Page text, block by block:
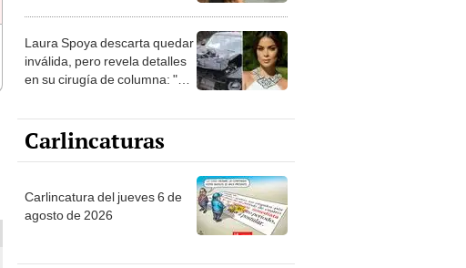
Laura Spoya descarta quedar
inválida, pero revela detalles
en su cirugía de columna: "Me
Carlincaturas
Carlincatura del jueves 6 de
agosto de 2026